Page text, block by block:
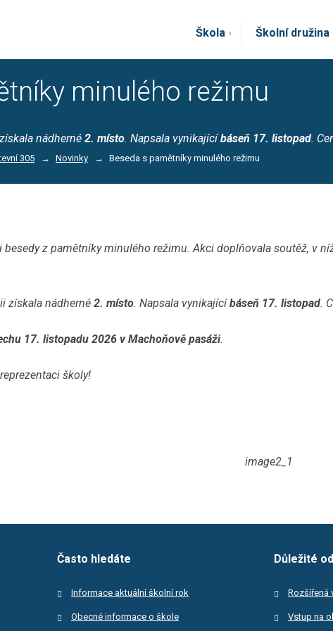
Škola Školní družina
minulého režimu
nádherné 2. místo. Napsala vynikajícíbáseň 17. listopad.
305 Novinky Beseda s pamětníky minulého režimu
z pamětníky minulého režimu. Akci doplňovala soutěž, v
získala nádherné2. místo. Napsala vynikajícíbáseň 17. listopad.
17. listopadu 2026 v Machoňově pasáži.
školy!
Často hledáte
Informace aktuální školní rok
Obecné informace o škole
Důležité
Rozšířená
Vstup na